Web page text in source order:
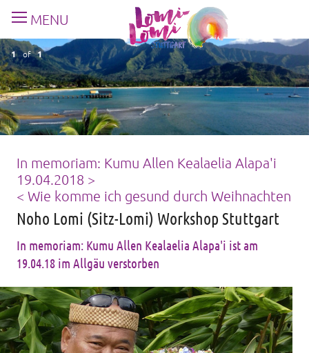
MENU
1 of 1
In memoriam: Kumu Allen Kealaelia Alapa'i
19.04.2018 >
< Wie komme ich gesund durch Weihnachten
Noho Lomi (Sitz-Lomi) Workshop Stuttgart
In memoriam: Kumu Allen Kealaelia Alapa'i ist am
19.04.18 im Allgäu verstorben